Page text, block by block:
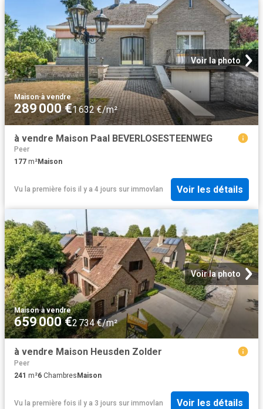
Voir la photo
Maison·à vendre
289 000 €1 632 €/m²
à vendre Maison Paal BEVERLOSESTEENWEG
Peer
177 m²Maison
Vu la première fois il y a 4 jours sur immovlan Voir les détails
Voir la photo
Maison·à vendre
659 000 €2 734 €/m²
à vendre Maison Heusden Zolder
Peer
241 m²6 Chambres Maison
Vu la première fois il y a 3 jours sur immovlan Voir les détails